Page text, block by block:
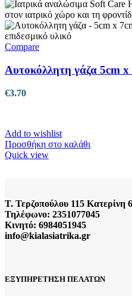
Compare
Αυτοκόλλητη γάζα 5cm x
€3.70
Add to wishlist
Προσθήκη στο καλάθι
Quick view
Τ. Τερζοπούλου 115 Κατερίνη
Τηλέφωνο: 2351077045
Κινητό: 6984051945
info@kialasiatrika.gr
ΕΞΥΠΗΡΕΤΗΣΗ ΠΕΛΑΤΩΝ